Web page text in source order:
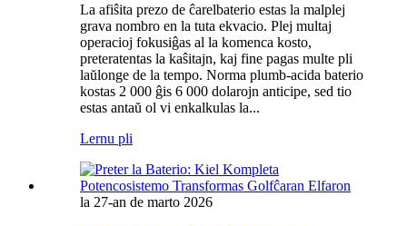
La afiŝita prezo de ĉarelbaterio estas la malplej
grava nombro en la tuta ekvacio. Plej multaj
operacioj fokusiĝas al la komenca kosto,
preteratentas la kaŝitajn, kaj fine pagas multe pli
laŭlonge de la tempo. Norma plumb-acida baterio
kostas 2 000 ĝis 6 000 dolarojn anticipe, sed tio
estas antaŭ ol vi enkalkulas la...
Lernu pli
la 27-an de marto 2026